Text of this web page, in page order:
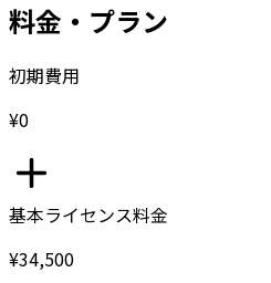
料金・プラン
初期費用
¥0
基本ライセンス料金
¥34,500